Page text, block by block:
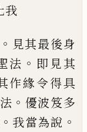
我
。 見其最後身
法 。 即見其
作緣令得具
。 優波笈多
。 我當為說 。